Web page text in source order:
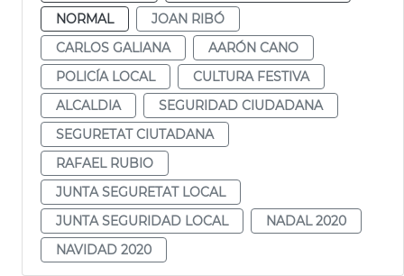
NORMAL
JOAN RIBÓ
CARLOS GALIANA
AARÓN CANO
POLICÍA LOCAL
CULTURA FESTIVA
ALCALDIA
SEGURIDAD CIUDADANA
SEGURETAT CIUTADANA
RAFAEL RUBIO
JUNTA SEGURETAT LOCAL
JUNTA SEGURIDAD LOCAL
NADAL 2020
NAVIDAD 2020